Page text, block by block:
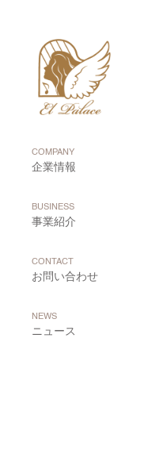
COMPANY
企業情報
BUSINESS
事業紹介
CONTACT
お問い合わせ
NEWS
ニュース